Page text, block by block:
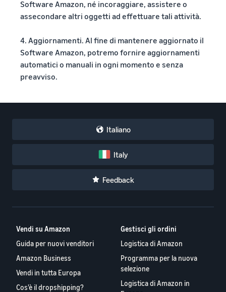
Software Amazon, né incoraggiare, assistere o
assecondare altri oggetti ad effettuare tali attività.
4. Aggiornamenti. Al fine di mantenere aggiornato il
Software Amazon, potremo fornire aggiornamenti
automatici o manuali in ogni momento e senza
preavviso.
Italiano
Italy
Feedback
Vendi su Amazon
Guida per nuovi venditori
Amazon Business
Vendi in tutta Europa
Cos'è il dropshipping?
Gestisci gli ordini
Logistica di Amazon
Programma per la nuova
selezione
Logistica di Amazon in